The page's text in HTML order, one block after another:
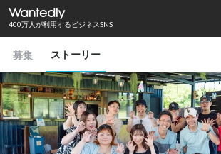
400万人が利用するビジネスSNS
募集 ストーリー